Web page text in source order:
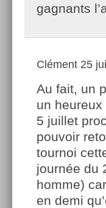
gagnants
Clément 25
Au fait, un
un
5 juillet
pouvoir
tournoi
journée du
homme)
en demi